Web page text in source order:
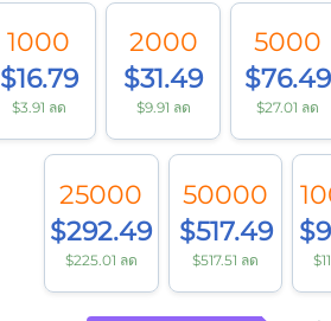
1000
$16.79
$3.91 ลด
2000
$31.49
$9.91 ลด
5000
$76.49
$27.01 ลด
25000
$292.49
$225.01 ลด
50000
$517.49
$517.51 ลด